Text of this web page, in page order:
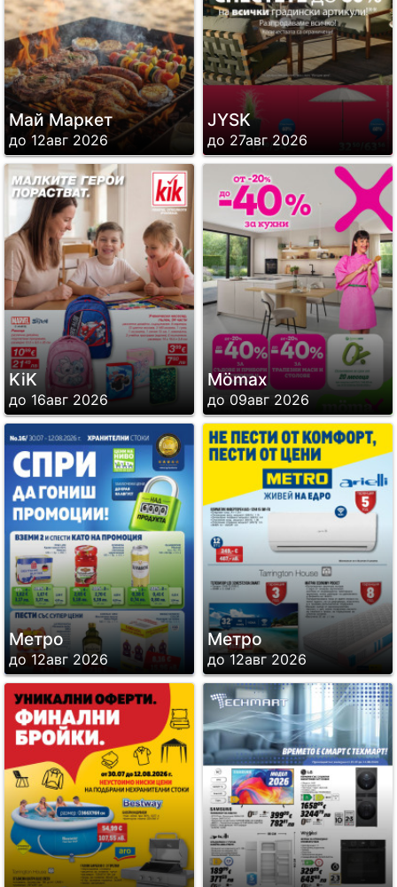
Май Маркет
до 12авг 2026
JYSK
до 27авг 2026
KiK
до 16авг 2026
Mömax
до 09авг 2026
Метро
до 12авг 2026
Метро
до 12авг 2026